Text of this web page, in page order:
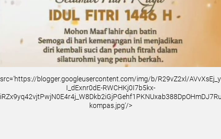
src='https://blogger.googleusercontent.com/img/b/R29vZ2xl/
I_dExnr0dE-RWCHKj0I7b5kx-
kompas.jpg'/>